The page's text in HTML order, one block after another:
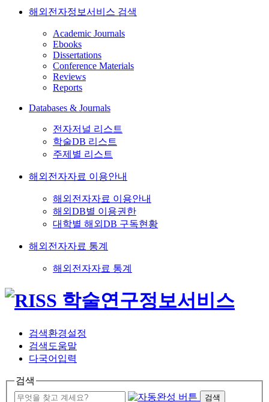
해외전자정보서비스 검색
Academic Journals
Ebooks
Dissertations
Conference Materials
Reviews
Reports
Databases & Journals
전자저널 리스트
학술DB 리스트
주제별 리스트
해외전자자료 이용안내
해외전자자료 이용안내
해외DB별 이용권한
대학별 해외DB 구독현황
해외전자자료 통계
해외전자자료 통계
검색환경설정
검색도움말
다국어입력
검색
검색